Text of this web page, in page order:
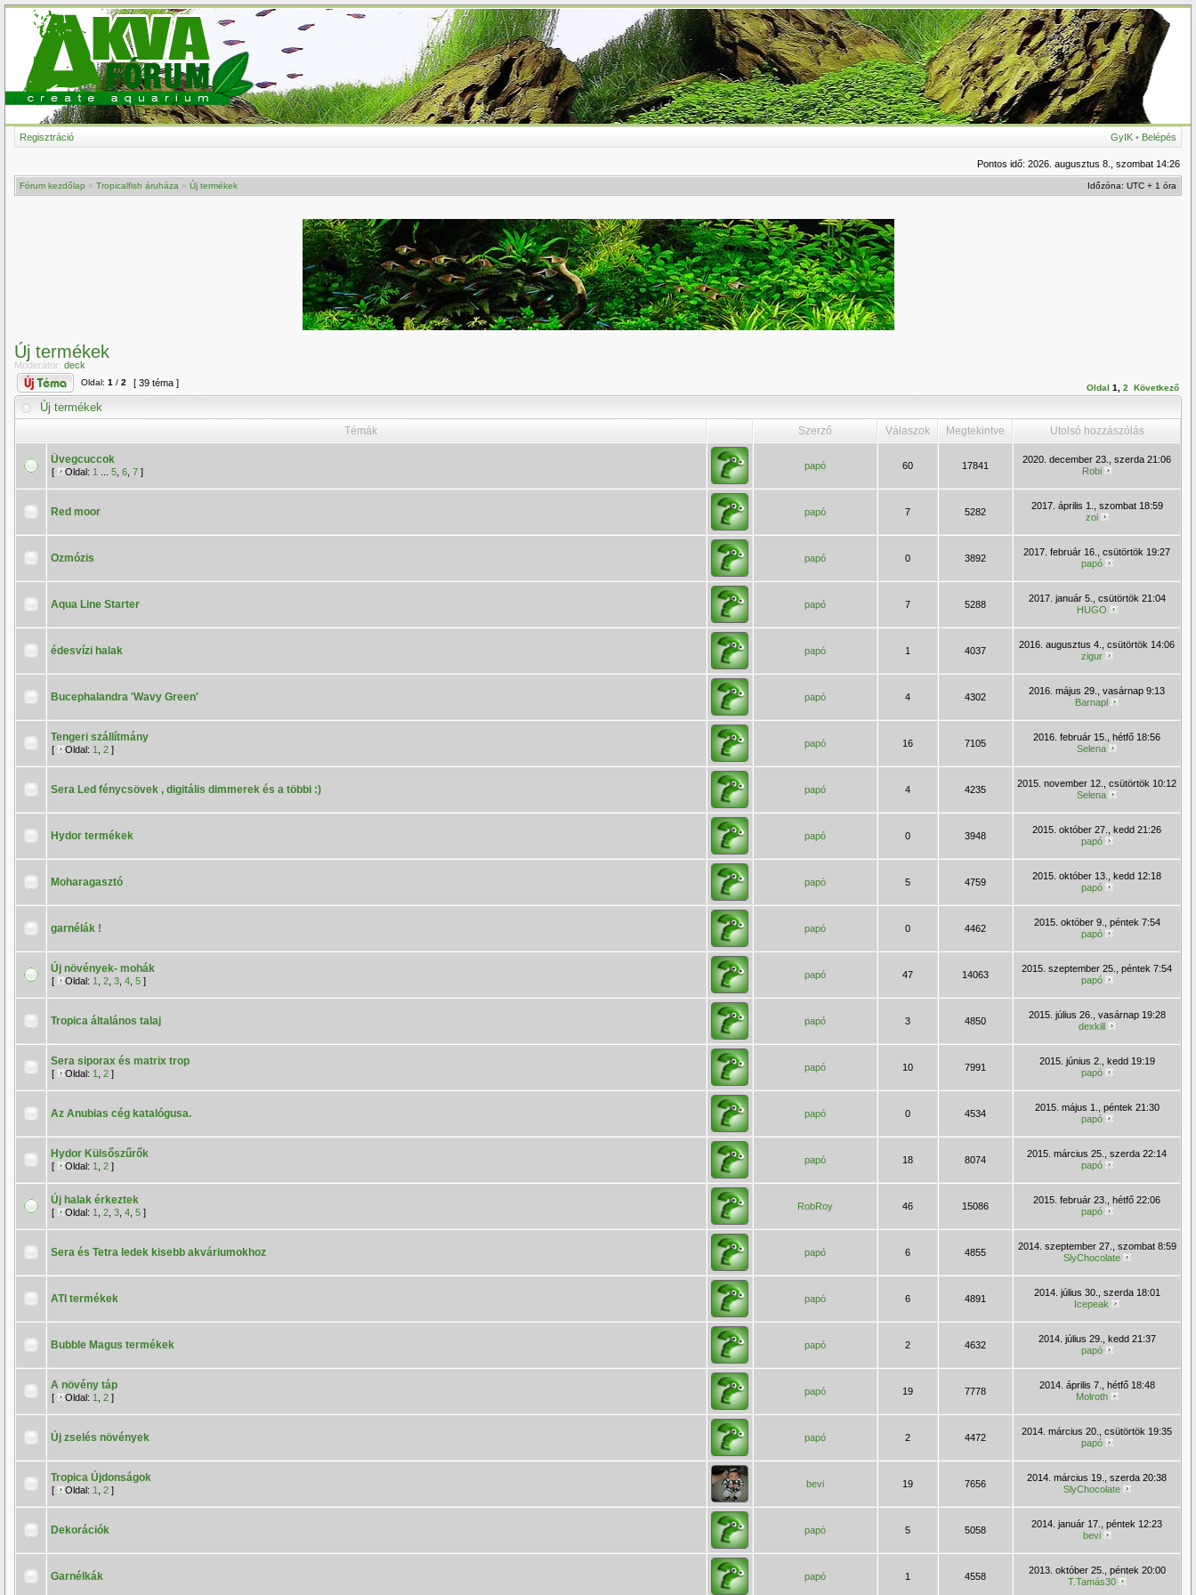
GyIK • Belépés
Regisztráció
Pontos idő: 2026. augusztus 8., szombat 14:26
Fórum kezdőlap » Tropicalfish áruháza » Új termékek Időzóna: UTC + 1 óra
Új termékek
Moderátor: deck
Oldal: 1 / 2 [ 39 téma ] Oldal 1 2 Következő
Új termékek
Témák Szerző Válaszok Megtekintve Utolsó hozzászólás
Üvegcuccok
[ Oldal: 1 5 6 7 ]
papó 60 17841
2020. december 23., szerda 21:06
Robi
Red moor papó 7 5282
2017. április 1., szombat 18:59
zoi
Ozmózis papó 0 3892
2017. február 16., csütörtök 19:27
papó
Aqua Line Starter papó 7 5288
2017. január 5., csütörtök 21:04
HUGO
édesvízi halak papó 1 4037
2016. augusztus 4., csütörtök 14:06
zigur
Bucephalandra 'Wavy Green' papó 4 4302
2016. május 29., vasárnap 9:13
Barnapl
Tengeri szállítmány
[ Oldal: 1 2 ]
papó 16 7105
2016. február 15., hétfő 18:56
Selena
Sera Led fénycsövek , digitális dimmerek és a többi :) papó 4 4235
2015. november 12., csütörtök 10:12
Selena
Hydor termékek papó 0 3948
2015. október 27., kedd 21:26
papó
Moharagasztó papó 5 4759
2015. október 13., kedd 12:18
papó
garnélák ! papó 0 4462
2015. október 9., péntek 7:54
papó
Új növények- mohák
[ Oldal: 1 2 3 4 5 ]
papó 47 14063
2015. szeptember 25., péntek 7:54
papó
Tropica általános talaj papó 3 4850
2015. július 26., vasárnap 19:28
dexkill
Sera siporax és matrix trop
[ Oldal: 1 2 ]
papó 10 7991
2015. június 2., kedd 19:19
papó
Az Anubias cég katalógusa. papó 0 4534
2015. május 1., péntek 21:30
papó
Hydor Külsőszűrők
[ Oldal: 1 2 ]
papó 18 8074
2015. március 25., szerda 22:14
papó
Új halak érkeztek
[ Oldal: 1 2 3 4 5 ]
RobRoy 46 15086
2015. február 23., hétfő 22:06
papó
Sera és Tetra ledek kisebb akváriumokhoz papó 6 4855
2014. szeptember 27., szombat 8:59
SlyChocolate
ATI termékek papó 6 4891
2014. július 30., szerda 18:01
Icepeak
Bubble Magus termékek papó 2 4632
2014. július 29., kedd 21:37
papó
A növény táp
[ Oldal: 1 2 ]
papó 19 7778
2014. április 7., hétfő 18:48
Molroth
Új zselés növények papó 2 4472
2014. március 20., csütörtök 19:35
papó
Tropica Újdonságok
[ Oldal: 1 2 ]
bevi 19 7656
2014. március 19., szerda 20:38
SlyChocolate
Dekorációk papó 5 5058
2014. január 17., péntek 12:23
bevi
Garnélkák papó 1 4558
2013. október 25., péntek 20:00
T.Tamás30